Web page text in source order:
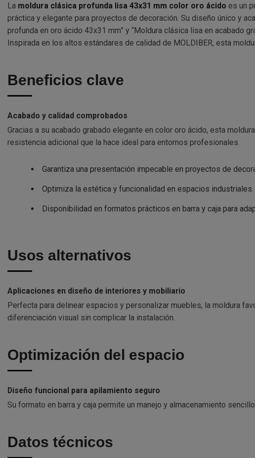
La moldura clásica profunda lisa 43x31 mm color oro ácido es un
práctica y elegante para proyectos de decoración. Su diseño único y
profunda en oro ácido 43x31 mm” y “Moldura clásica lisa en acabado
Inspirada en los altos estándares de calidad de MOLDIBER, esta
Beneficios clave
Acabado y calidad comprobados
Gracias a su acabado grabado elegante en color oro ácido, esta
resistencia adicional que la hace ideal para entornos profesionales.
Garantiza una presentación impecable en proyectos de
Optimiza la estética y funcionalidad en espacios industriales.
Disponibilidad en formatos prácticos en barra y caja para
Usos alternativos
Aplicaciones en diseño de interiores y mobiliario
Perfecta para delinear espacios y personalizar muebles, la moldura
diferenciación visual sin complicar la instalación.
Optimización del espacio
Diseño funcional para apilamiento seguro
Su formato en barra y caja permite un manejo y almacenamiento
Datos técnicos